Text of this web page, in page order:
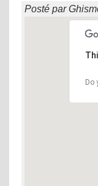
Posté par
Do